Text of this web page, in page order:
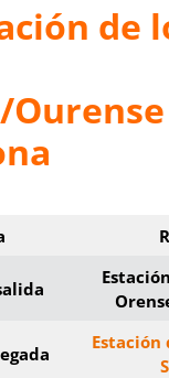
de
Estación